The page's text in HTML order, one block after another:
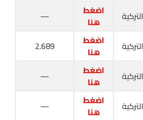
التركية
اضغط
هنا
—
التركية
اضغط
هنا
2.689
التركية
اضغط
هنا
—
التركية
اضغط
هنا
—